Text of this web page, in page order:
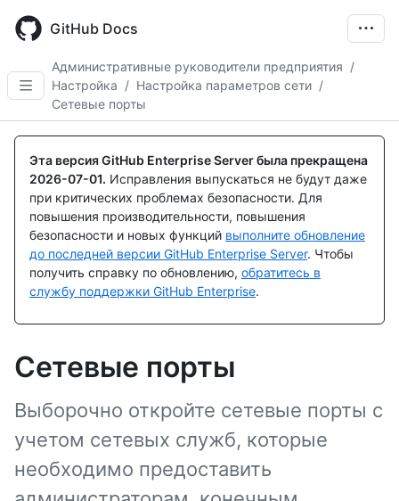
main
GitHub Docs
Административные руководители предприятия /
Настройка / Настройка параметров сети /
Сетевые порты
Эта версия GitHub Enterprise Server была прекращена
2026-07-01. Исправления выпускаться не будут даже
при критических проблемах безопасности. Для
повышения производительности, повышения
безопасности и новых функций выполните обновление
до последней версии GitHub Enterprise Server. Чтобы
получить справку по обновлению, обратитесь в
службу поддержки GitHub Enterprise.
Сетевые порты
Выборочно откройте сетевые порты с
учетом сетевых служб, которые
необходимо предоставить